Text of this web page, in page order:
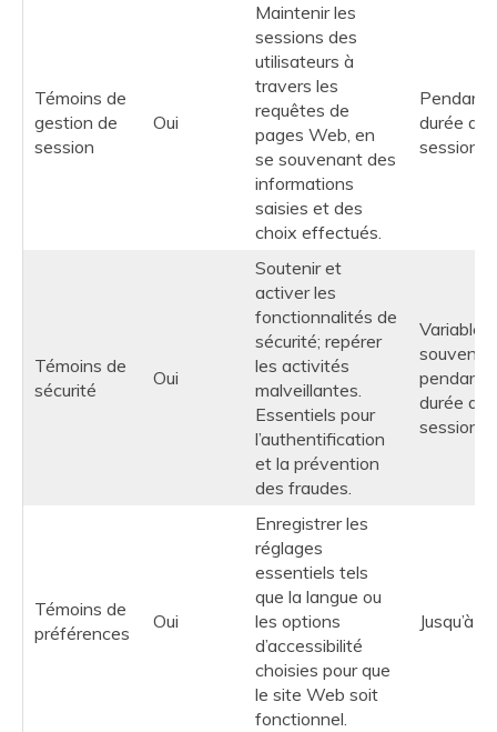
Témoins de
gestion de
session
Oui
Maintenir les
sessions des
utilisateurs à
travers les
requêtes de
pages Web, en
se souvenant des
informations
saisies et des
choix effectués.
Pendant
durée de
session
Témoins de
sécurité
Oui
Soutenir et
activer les
fonctionnalités de
sécurité; repérer
les activités
malveillantes.
Essentiels pour
l’authentification
et la prévention
des fraudes.
Variable,
souvent
pendant
durée de
session
Témoins de
préférences
Oui
Enregistrer les
réglages
essentiels tels
que la langue ou
les options
d’accessibilité
choisies pour que
le site Web soit
fonctionnel.
Jusqu’à